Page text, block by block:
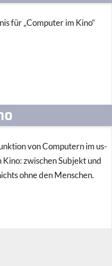
für „Computer im Kino“
von Computern im us-
zwischen Subjekt und
ohne den Menschen.